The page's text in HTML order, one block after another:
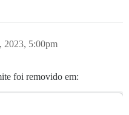
2023, 5:00pm
foi removido em: